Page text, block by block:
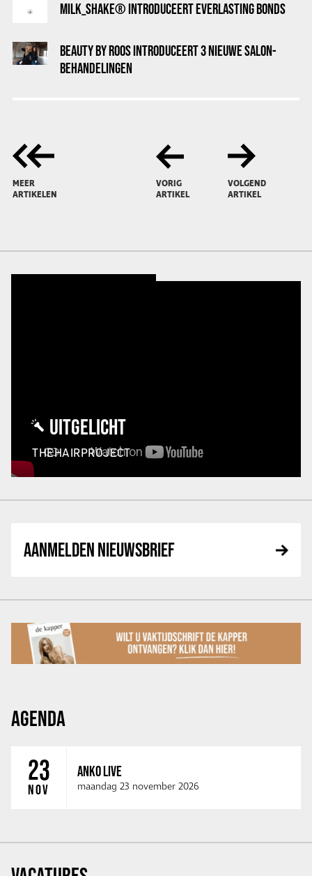
MILK_SHAKE® INTRODUCEERT EVERLASTING BONDS
BEAUTY BY ROOS INTRODUCEERT 3 NIEUWE SALON-
BEHANDELINGEN
MEER
ARTIKELEN
VORIG
ARTIKEL
VOLGEND
ARTIKEL
UITGELICHT
THEHAIRPROJECT
AANMELDEN NIEUWSBRIEF
AGENDA
23
NOV
ANKO LIVE
maandag 23 november 2026